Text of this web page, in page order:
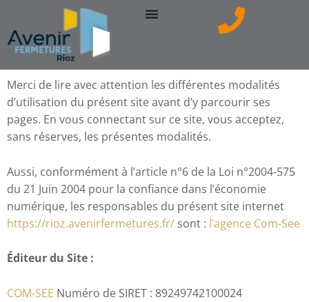
contenu
Merci de lire avec attention les différentes modalités
d’utilisation du présent site avant d’y parcourir ses
pages. En vous connectant sur ce site, vous acceptez,
sans réserves, les présentes modalités.
Aussi, conformément à l’article n°6 de la Loi n°2004-575
du 21 Juin 2004 pour la confiance dans l’économie
numérique, les responsables du présent site internet
https://rioz.avenirfermetures.fr/ sont : l’agence Com-See
Éditeur du Site :
COM-SEE Numéro de SIRET : 89249742100024